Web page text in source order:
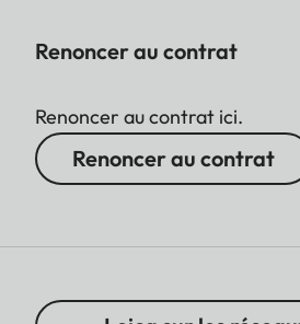
Renoncer au contrat
Renoncer au contrat ici.
Renoncer au contrat